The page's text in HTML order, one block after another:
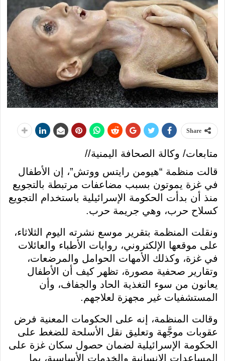
Share
متابعات/ وكالة الصحافة اليمنية//
قالت منظمة “هيومن رايتس ووتش”، إن الأطفال
في غزة يموتون بسبب مضاعفات مرتبطة بالتجويع
منذ أن بدأت الحكومة الإسرائيلية باستخدام التجويع
كسلاح حرب، وهي جريمة حرب.
ونقلت المنظمة بتقرير موسع نشرته اليوم الثلاثاء،
على موقعها الإلكتروني، روايات الأطباء والعائلات
في غزة، وكذلك الأمهات الحوامل والمرضعات،
وتقارير صحفية مصورة، تظهر كيف أن الأطفال
يعانون من سوء التغذية الحاد والجفاف، وأن
المستشفيات غير مجهزة لعلاجهم.
وقالت المنظمة، إنه على الحكومات المعنية فرض
عقوبات موجَّهة وتعليق نقل الأسلحة للضغط على
الحكومة الإسرائيلية لضمان حصول سكان غزة على
المساعدات الإنسانية والخدمات الأساسية، بما